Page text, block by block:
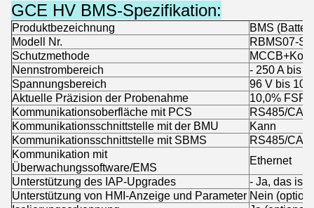
GCE HV BMS-Spezifikation:
Produktbezeichnung
BMS
Modell Nr.
RBMS07-
Schutzmethode
Nennstrombereich
- 250 A bis
Spannungsbereich
96 V bis
Aktuelle Präzision der Probenahme
10,0% FSR
Kommunikationsoberfläche mit PCS
RS485/CAN
Kommunikationsschnittstelle mit der BMU
Kann
Kommunikationsschnittstelle mit SBMS
RS485/CAN
Kommunikation mit
Überwachungssoftware/EMS
Ethernet
Unterstützung des IAP-Upgrades
- Ja, das ist
Unterstützung von HMI-Anzeige und Parameter Nein